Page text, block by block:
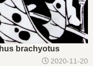
brachyotus
2020-11-20